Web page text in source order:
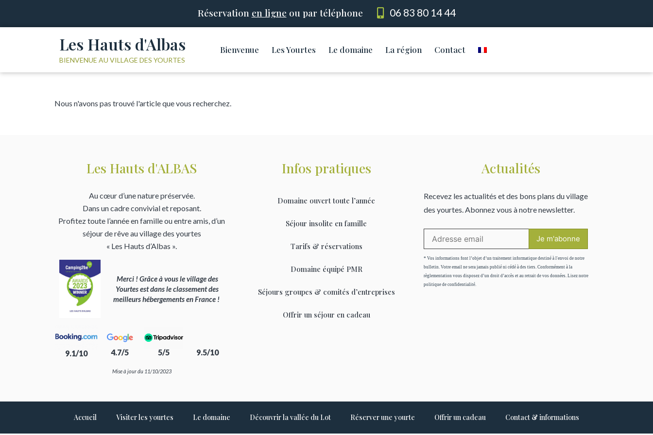
Réservation en ligne ou par téléphone 06 83 80 14 44
Les Hauts d'Albas
BIENVENUE AU VILLAGE DES YOURTES
Bienvenue Les Yourtes Le domaine La région Contact
Nous n'avons pas trouvé l'article que vous recherchez.
Les Hauts d'ALBAS
Au cœur d’une nature préservée.
Dans un cadre convivial et reposant.
Profitez toute l’année en famille ou entre amis, d’un
séjour de rêve au village des yourtes
« Les Hauts d’Albas ».
Merci ! Grâce à vous le village des
Yourtes est dans le classement des
meilleurs hébergements en France !
9.1/10 4.7/5 5/5 9.5/10
Mise à jour du 11/10/2023
Infos pratiques
Domaine ouvert toute l’année
Séjour insolite en famille
Tarifs & réservations
Domaine équipé PMR
Séjours groupes & comités d’entreprises
Offrir un séjour en cadeau
Actualités
Recevez les actualités et des bons plans du village
des yourtes. Abonnez vous à notre newsletter.
* Vos informations font l’objet d’un traitement informatique destiné à l'envoi de notre
bulletin. Votre email ne sera jamais publié ni cédé à des tiers. Conformément à la
règlementation vous disposez d’un droit d’accès et au retrait de vos données. Lisez notre
politique de confidentialité.
Accueil Visiter les yourtes Le domaine Découvrir la vallée du Lot Réserver une yourte Offrir un cadeau Contact & informations